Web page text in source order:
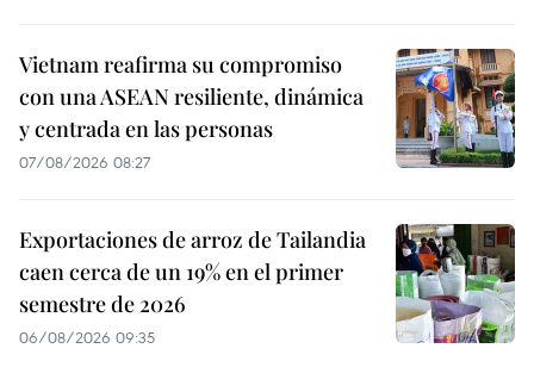
Vietnam reafirma su compromiso
con una ASEAN resiliente, dinámica
y centrada en las personas
07/08/2026 08:27
Exportaciones de arroz de Tailandia
caen cerca de un 19% en el primer
semestre de 2026
06/08/2026 09:35